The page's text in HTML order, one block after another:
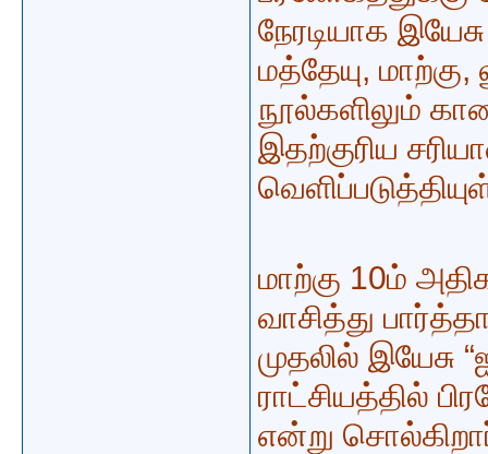
நேரடியாக
மத்தேயு,
நூல்களிலும்
இதற்குரிய
மாற்கு 10ம்
வாசித்து
முதலில் இயேசு
ராட்சியத்தில்
என்று